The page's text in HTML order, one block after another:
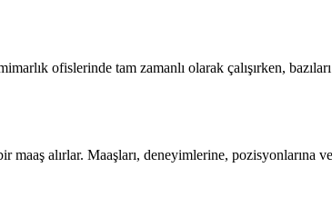
ofislerinde tam zamanlı olarak çalışırken,
maaş alırlar. Maaşları, deneyimlerine,